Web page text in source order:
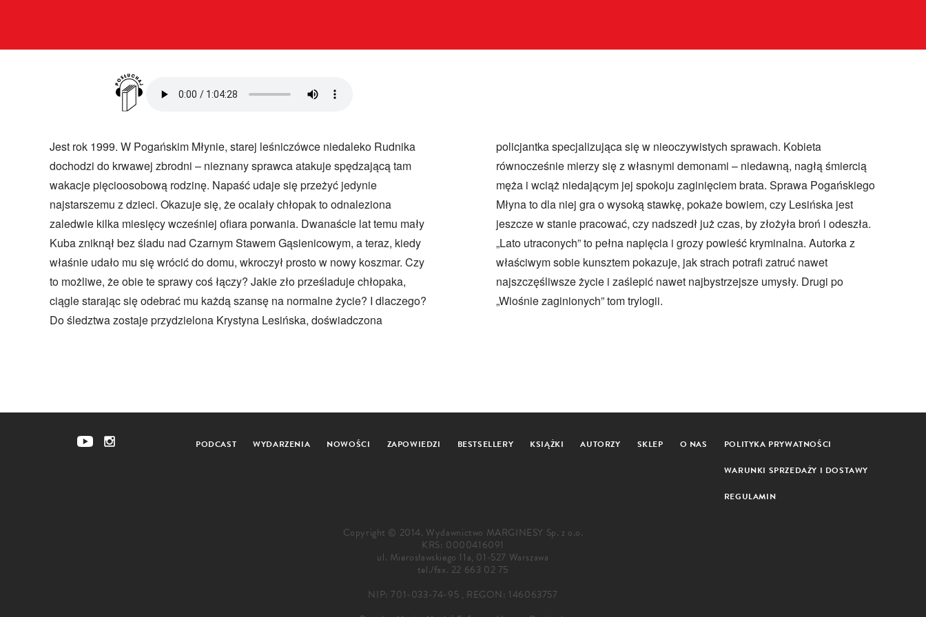
Jest rok 1999. W Pogańskim Młynie, starej leśniczówce niedaleko Rudnika
dochodzi do krwawej zbrodni – nieznany sprawca atakuje spędzającą tam
wakacje pięcioosobową rodzinę. Napaść udaje się przeżyć jedynie
najstarszemu z dzieci. Okazuje się, że ocalały chłopak to odnaleziona
zaledwie kilka miesięcy wcześniej ofiara porwania. Dwanaście lat temu mały
Kuba zniknął bez śladu nad Czarnym Stawem Gąsienicowym, a teraz, kiedy
właśnie udało mu się wrócić do domu, wkroczył prosto w nowy koszmar. Czy
to możliwe, że obie te sprawy coś łączy? Jakie zło prześladuje chłopaka,
ciągle starając się odebrać mu każdą szansę na normalne życie? I dlaczego?
Do śledztwa zostaje przydzielona Krystyna Lesińska, doświadczona
policjantka specjalizująca się w nieoczywistych sprawach. Kobieta
równocześnie mierzy się z własnymi demonami – niedawną, nagłą śmiercią
męża i wciąż niedającym jej spokoju zaginięciem brata. Sprawa Pogańskiego
Młyna to dla niej gra o wysoką stawkę, pokaże bowiem, czy Lesińska jest
jeszcze w stanie pracować, czy nadszedł już czas, by złożyła broń i odeszła.
„Lato utraconych” to pełna napięcia i grozy powieść kryminalna. Autorka z
właściwym sobie kunsztem pokazuje, jak strach potrafi zatruć nawet
najszczęśliwsze życie i zaślepić nawet najbystrzejsze umysły. Drugi po
„Wiośnie zaginionych” tom trylogii.
PODCAST WYDARZENIA NOWOŚCI ZAPOWIEDZI BESTSELLERY KSIĄŻKI AUTORZY SKLEP O NAS POLITYKA PRYWATNOŚCI
WARUNKI SPRZEDAŻY I DOSTAWY
REGULAMIN
Copyright © 2014. Wydawnictwo MARGINESY Sp. z o.o.
KRS: 0000416091
ul. Mierosławskiego 11a, 01-527 Warszawa
tel./fax. 22 663 02 75
NIP: 701-033-74-95 , REGON: 146063757